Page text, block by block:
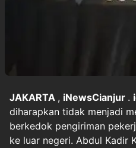
JAKARTA , iNewsCianjur .
diharapkan tidak menjadi
berkedok pengiriman
ke luar negeri. Abdul Kadir